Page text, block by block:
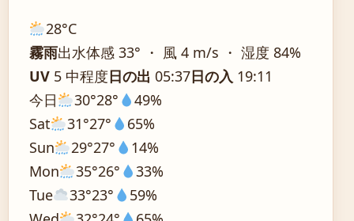
28°C
霧雨出水体感 33° ・ 風 4 m/s ・ 湿度 84%
UV 5 中程度日の出 05:37日の入 19:11
今日
30°28°
49%
Sat
31°27°
65%
Sun
29°27°
14%
Mon
35°26°
33%
Tue
33°23°
59%